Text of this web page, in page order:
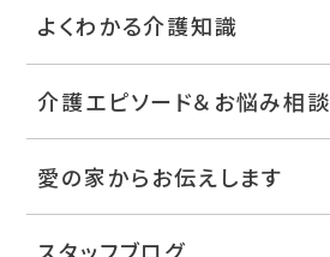
よくわかる介護知識
介護エピソード＆お悩み相談
愛の家からお伝えします